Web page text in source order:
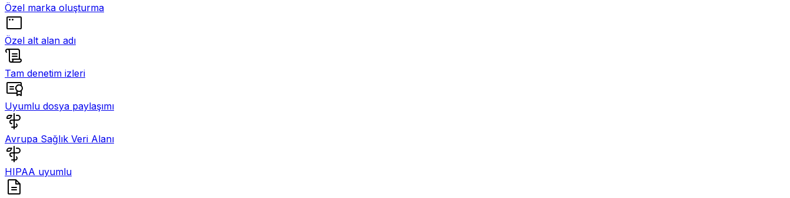
Özel marka oluşturma
Özel alt alan adı
Tam denetim izleri
Uyumlu dosya paylaşımı
Avrupa Sağlık Veri Alanı
HIPAA uyumlu